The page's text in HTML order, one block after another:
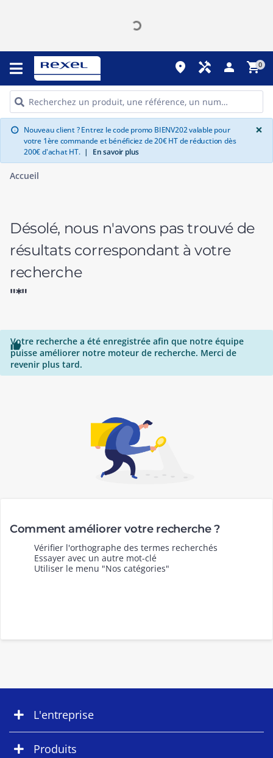
place handyman person shopping_cart0
info Nouveau client ? Entrez le code promo BIENV202 valable pour
votre 1ère commande et bénéficiez de 20€ HT de réduction dès
200€ d'achat HT. | En savoir plus
×
Accueil
Désolé, nous n'avons pas trouvé de
résultats correspondant à votre
recherche
"*"

Votre recherche a été enregistrée afin que notre équipe
puisse améliorer notre moteur de recherche. Merci de
revenir plus tard.
Comment améliorer votre recherche ?
Vérifier l'orthographe des termes recherchés
Essayer avec un autre mot-clé
Utiliser le menu "Nos catégories"
L'entreprise
Produits